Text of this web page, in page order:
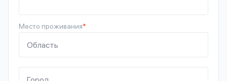
Место проживания*